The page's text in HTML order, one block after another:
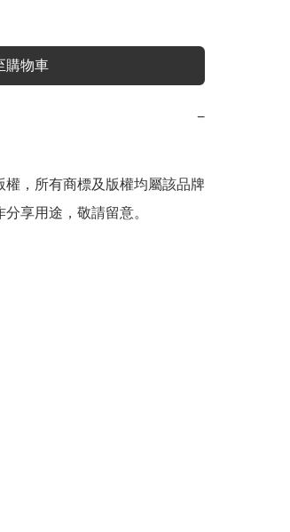
購物車
−
，所有商標及版權均屬該品牌
享用途，敬請留意。